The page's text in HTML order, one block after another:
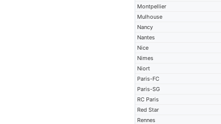
Montpellier
Mulhouse
Nancy
Nantes
Nice
Nimes
Niort
Paris-FC
Paris-SG
RC Paris
Red Star
Rennes